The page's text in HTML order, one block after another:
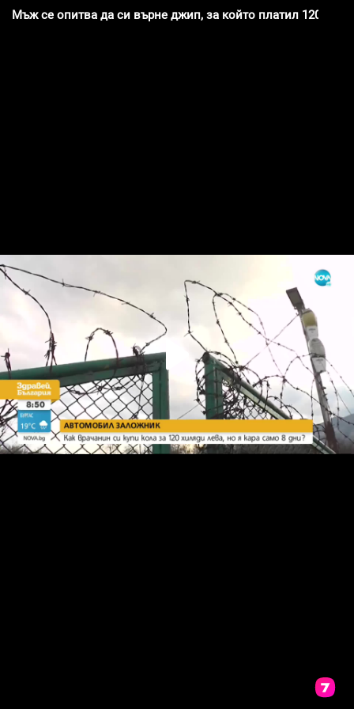
Мъж се опитва да си върне джип, за който платил 120